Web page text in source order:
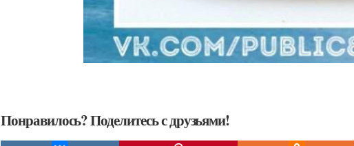
Понравилось? Поделитесь с друзьями!